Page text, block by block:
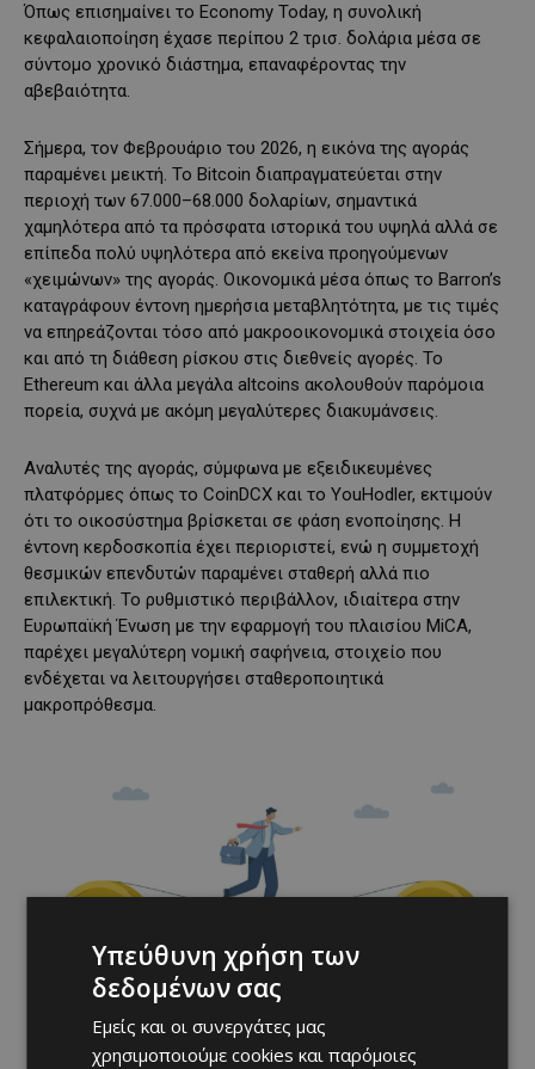
Όπως επισημαίνει το Economy Today, η συνολική
κεφαλαιοποίηση έχασε περίπου 2 τρισ. δολάρια μέσα σε
σύντομο χρονικό διάστημα, επαναφέροντας την
αβεβαιότητα.
Σήμερα, τον Φεβρουάριο του 2026, η εικόνα της αγοράς
παραμένει μεικτή. Το Bitcoin διαπραγματεύεται στην
περιοχή των 67.000–68.000 δολαρίων, σημαντικά
χαμηλότερα από τα πρόσφατα ιστορικά του υψηλά αλλά σε
επίπεδα πολύ υψηλότερα από εκείνα προηγούμενων
«χειμώνων» της αγοράς. Οικονομικά μέσα όπως το Barron’s
καταγράφουν έντονη ημερήσια μεταβλητότητα, με τις τιμές
να επηρεάζονται τόσο από μακροοικονομικά στοιχεία όσο
και από τη διάθεση ρίσκου στις διεθνείς αγορές. Το
Ethereum και άλλα μεγάλα altcoins ακολουθούν παρόμοια
πορεία, συχνά με ακόμη μεγαλύτερες διακυμάνσεις.
Αναλυτές της αγοράς, σύμφωνα με εξειδικευμένες
πλατφόρμες όπως το CoinDCX και το YouHodler, εκτιμούν
ότι το οικοσύστημα βρίσκεται σε φάση ενοποίησης. Η
έντονη κερδοσκοπία έχει περιοριστεί, ενώ η συμμετοχή
θεσμικών επενδυτών παραμένει σταθερή αλλά πιο
επιλεκτική. Το ρυθμιστικό περιβάλλον, ιδιαίτερα στην
Ευρωπαϊκή Ένωση με την εφαρμογή του πλαισίου MiCA,
παρέχει μεγαλύτερη νομική σαφήνεια, στοιχείο που
ενδέχεται να λειτουργήσει σταθεροποιητικά
μακροπρόθεσμα.
Υπεύθυνη χρήση των
δεδομένων σας
Εμείς και οι συνεργάτες μας
χρησιμοποιούμε cookies και παρόμοιες